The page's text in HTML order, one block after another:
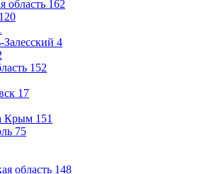
область 162
120
Залесский 4
152
17
Крым 151
75
область 148